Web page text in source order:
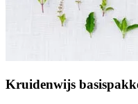
Kruidenwijs